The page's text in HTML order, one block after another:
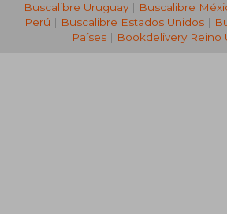
Buscalibre Uruguay| Buscalibre
Perú | Buscalibre Estados Unidos|
Países | Bookdelivery Reino